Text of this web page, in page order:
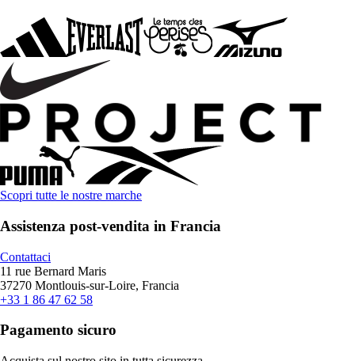
Scopri tutte le nostre marche
Assistenza post-vendita in Francia
Contattaci
11 rue Bernard Maris
37270 Montlouis-sur-Loire, Francia
+33 1 86 47 62 58
Pagamento sicuro